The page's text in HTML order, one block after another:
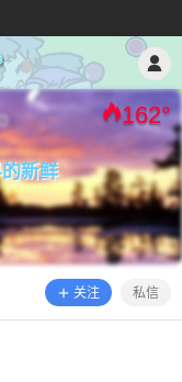
新鲜
162°
关注 私信